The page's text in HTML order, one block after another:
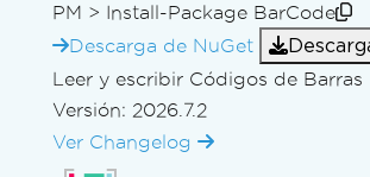
PM > Install-Package BarCode
Descarga de NuGet
Leer y escribir Códigos de Barras
Versión: 2026.7.2
Ver Changelog